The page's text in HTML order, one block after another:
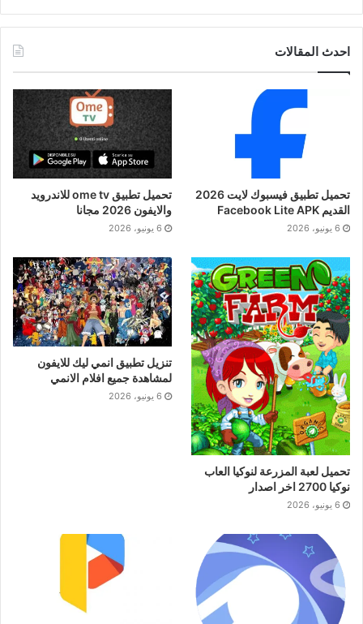
احدث المقالات
تحميل تطبيق فيسبوك لايت 2026
القديم Facebook Lite APK
6 يونيو، 2026
تحميل تطبيق ome tv للاندرويد
والايفون 2026 مجانا
6 يونيو، 2026
تحميل لعبة المزرعة لنوكيا العاب
نوكيا 2700 اخر اصدار
6 يونيو، 2026
تنزيل تطبيق انمي ليك للايفون
لمشاهدة جميع افلام الانمي
6 يونيو، 2026